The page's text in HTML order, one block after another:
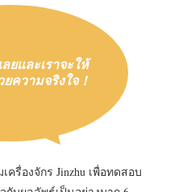
ยและเราจะให้
ความจริงใจ！